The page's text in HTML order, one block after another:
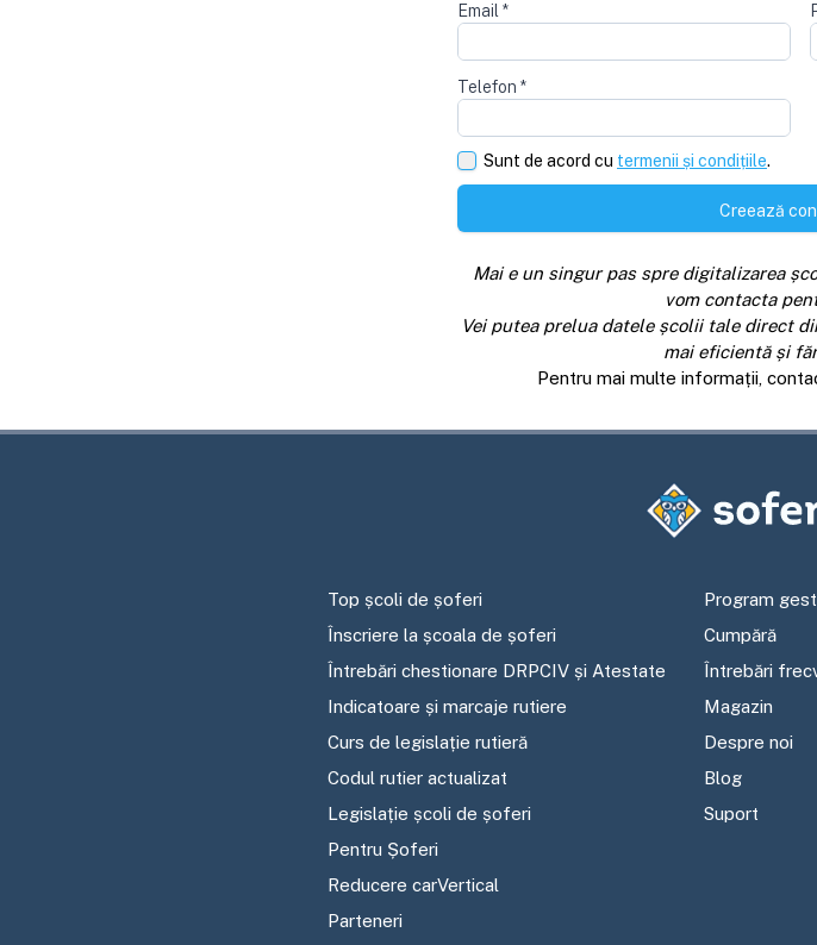
Email *
Telefon *
Sunt de acord cu termenii și condițiile.
Creează
Mai e un singur pas spre digitalizarea
vom contacta
Vei putea prelua datele școlii tale direct
mai eficientă și
Pentru mai multe informații,
Top școli de șoferi
Înscriere la școala de șoferi
Întrebări chestionare DRPCIV și Atestate
Indicatoare și marcaje rutiere
Curs de legislație rutieră
Codul rutier actualizat
Legislație școli de șoferi
Pentru Șoferi
Reducere carVertical
Parteneri
Program
Cumpără
Întrebări
Magazin
Despre noi
Blog
Suport